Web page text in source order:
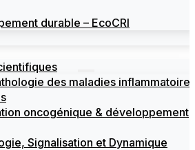
durable – EcoCRI
des maladies inflammatoires
oncogénique & développement
Signalisation et Dynamique